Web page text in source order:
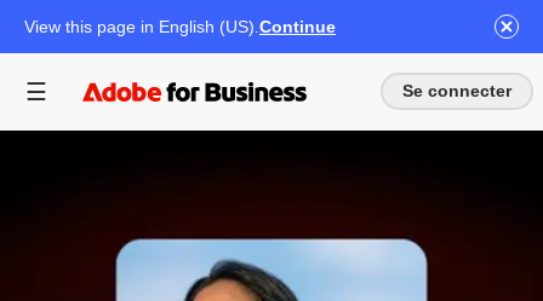
View this page in English (US). Continue
Se connecter